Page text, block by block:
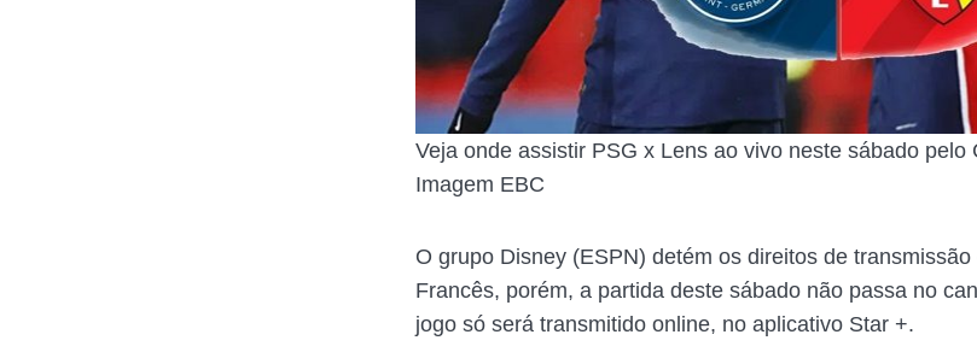
Veja onde assistir PSG x Lens ao vivo neste sábado pelo
Imagem EBC
O grupo Disney (ESPN) detém os direitos de
Francês, porém, a partida deste sábado não passa no
jogo só será transmitido online, no aplicativo Star +.